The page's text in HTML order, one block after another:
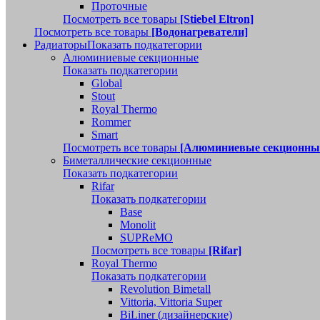
Проточные
Посмотреть все товары [Stiebel Eltron]
Посмотреть все товары [Водонагреватели]
РадиаторыПоказать подкатегории
Алюминиевые секционные
Показать подкатегории
Global
Stout
Royal Thermo
Rommer
Smart
Посмотреть все товары [Алюминиевые
Биметаллические секционные
Показать подкатегории
Rifar
Показать подкатегории
Base
Monolit
SUPReMO
Посмотреть все товары [Rifar]
Royal Thermo
Показать подкатегории
Revolution Bimetall
Vittoria, Vittoria Super
BiLiner (дизайнерские)